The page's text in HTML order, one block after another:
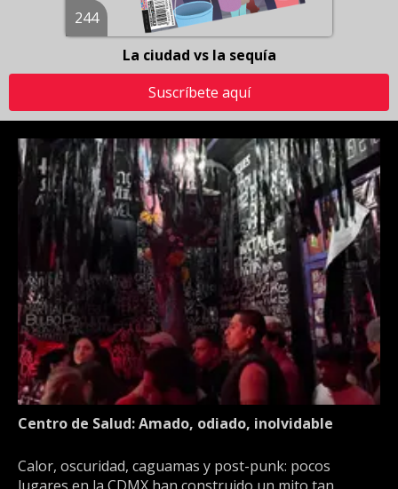
244
La ciudad vs la sequía
Suscríbete aquí
Centro de Salud: Amado, odiado, inolvidable
Calor, oscuridad, caguamas y post-punk: pocos